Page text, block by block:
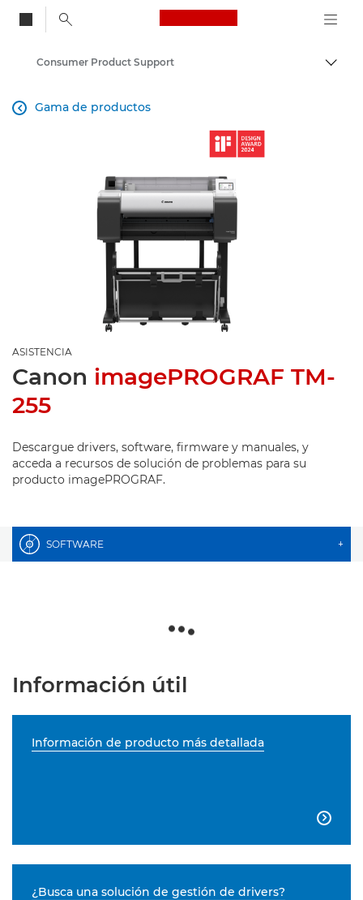
Canon Logo, back
Consumer Product Support
Gama de productos

ASISTENCIA
Canon imagePROGRAF TM-
255
Descargue drivers, software, firmware y manuales, y
acceda a recursos de solución de problemas para su
producto imagePROGRAF.
SOFTWARE +
Información útil
Información de producto más detallada

¿Busca una solución de gestión de drivers?